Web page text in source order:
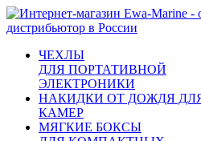
ЧЕХЛЫ
ДЛЯ ПОРТАТИВНОЙ
ЭЛЕКТРОНИКИ
НАКИДКИ ОТ ДОЖДЯ
КАМЕР
МЯГКИЕ БОКСЫ